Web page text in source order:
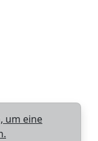
um eine